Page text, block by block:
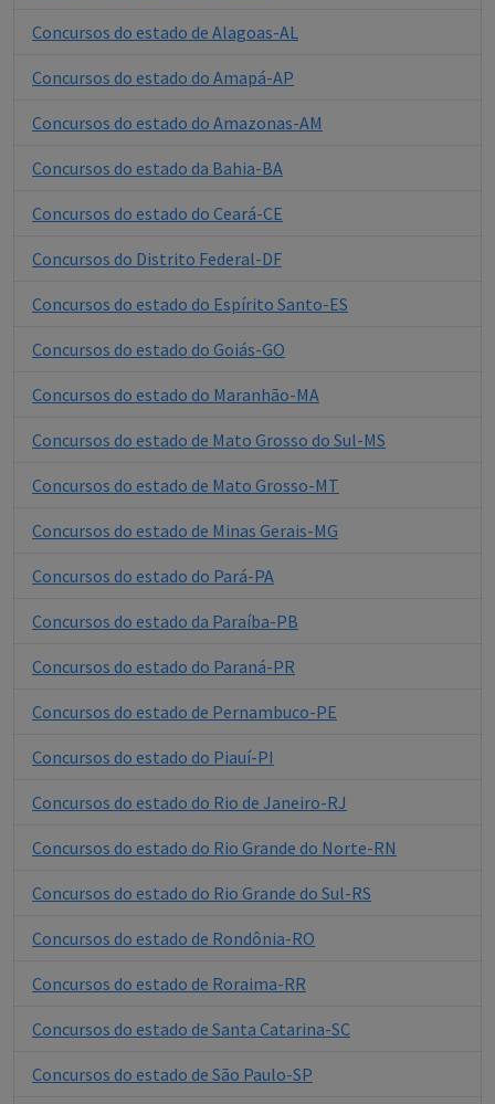
Concursos do estado de Alagoas-AL
Concursos do estado do Amapá-AP
Concursos do estado do Amazonas-AM
Concursos do estado da Bahia-BA
Concursos do estado do Ceará-CE
Concursos do Distrito Federal-DF
Concursos do estado do Espírito Santo-ES
Concursos do estado do Goiás-GO
Concursos do estado do Maranhão-MA
Concursos do estado de Mato Grosso do Sul-MS
Concursos do estado de Mato Grosso-MT
Concursos do estado de Minas Gerais-MG
Concursos do estado do Pará-PA
Concursos do estado da Paraíba-PB
Concursos do estado do Paraná-PR
Concursos do estado de Pernambuco-PE
Concursos do estado do Piauí-PI
Concursos do estado do Rio de Janeiro-RJ
Concursos do estado do Rio Grande do Norte-RN
Concursos do estado do Rio Grande do Sul-RS
Concursos do estado de Rondônia-RO
Concursos do estado de Roraima-RR
Concursos do estado de Santa Catarina-SC
Concursos do estado de São Paulo-SP